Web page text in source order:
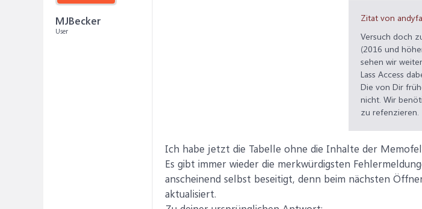
MJBecker
User
Zitat von
Versuch doch
(2016 und
sehen wir
Lass Access
Die von Dir
nicht. Wir
zu refenzieren.
Ich habe jetzt die Tabelle ohne die Inhalte der
Es gibt immer wieder die merkwürdigsten
anscheinend selbst beseitigt, denn beim nächsten
aktualisiert.